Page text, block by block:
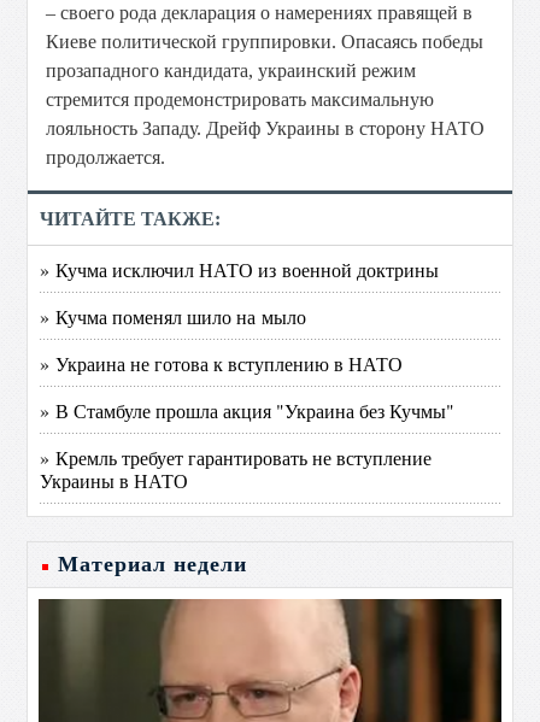
– своего рода декларация о намерениях правящей в
Киеве политической группировки. Опасаясь победы
прозападного кандидата, украинский режим
стремится продемонстрировать максимальную
лояльность Западу. Дрейф Украины в сторону НАТО
продолжается.
ЧИТАЙТЕ ТАКЖЕ:
» Кучма исключил НАТО из военной доктрины
» Кучма поменял шило на мыло
» Украина не готова к вступлению в НАТО
» В Стамбуле прошла акция "Украина без Кучмы"
» Кремль требует гарантировать не вступление
Украины в НАТО
Материал недели